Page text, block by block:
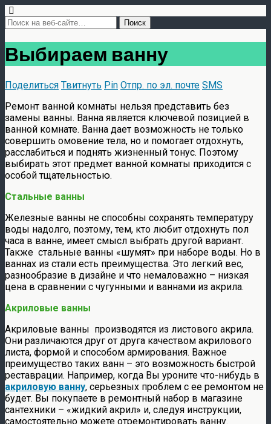
Выбираем ванну
Поделиться Твитнуть Pin Отпр. по эл. почте SMS
Ремонт ванной комнаты нельзя представить без
замены ванны. Ванна является ключевой позицией в
ванной комнате. Ванна дает возможность не только
совершить омовение тела, но и помогает отдохнуть,
расслабиться и поднять жизненный тонус. Поэтому
выбирать этот предмет ванной комнаты приходится с
особой тщательностью.
Стальные ванны
Железные ванны не способны сохранять температуру
воды надолго, поэтому, тем, кто любит отдохнуть пол
часа в ванне, имеет смысл выбрать другой вариант.
Также стальные ванны «шумят» при наборе воды. Но в
ваннах из стали есть преимущества. Это легкий вес,
разнообразие в дизайне и что немаловажно – низкая
цена в сравнении с чугунными и ваннами из акрила.
Акриловые ванны
Акриловые ванны производятся из листового акрила.
Они различаются друг от друга качеством акрилового
листа, формой и способом армирования. Важное
преимущество таких ванн – это возможность быстрой
реставрации. Например, когда Вы уроните что-нибудь в
акриловую ванну, серьезных проблем с ее ремонтом не
будет. Вы покупаете в ремонтный набор в магазине
сантехники – «жидкий акрил» и, следуя инструкции,
самостоятельно можете отремонтировать ванну.